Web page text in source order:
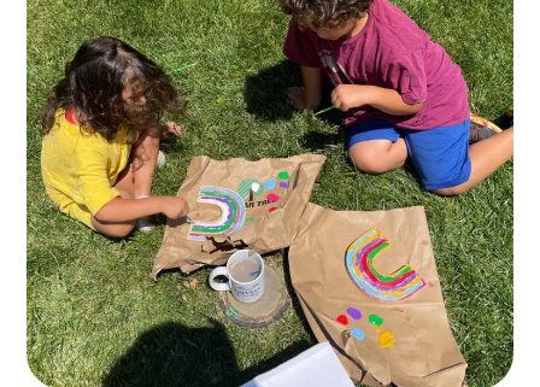
Entertainments
ACTIVITES